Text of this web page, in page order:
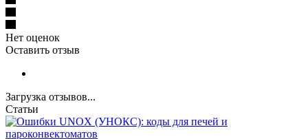
Нет оценок
Оставить отзыв
Загрузка отзывов...
Статьи